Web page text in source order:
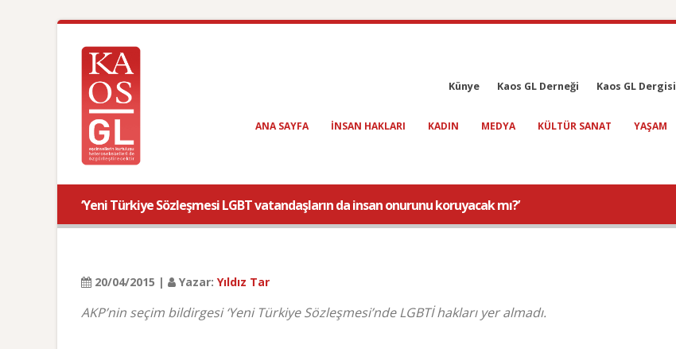
Künye Kaos GL Derneği Kaos GL Dergisi
ANA SAYFA INSAN HAKLARI KADIN MEDYA KÜLTÜR SANAT YAŞAM
‘Yeni Türkiye Sözleşmesi LGBT vatandaşların da insan onurunu koruyacak mı?’
20/04/2015 | Yazar: Yıldız Tar
AKP’nin seçim bildirgesi ‘Yeni Türkiye Sözleşmesi’nde LGBTİ hakları yer almadı.